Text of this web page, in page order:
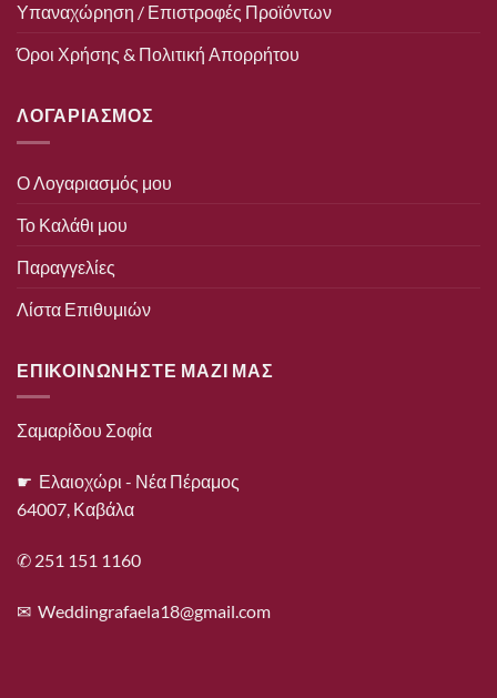
Υπαναχώρηση / Επιστροφές Προϊόντων
Όροι Χρήσης & Πολιτική Απορρήτου
ΛΟΓΑΡΙΑΣΜΟΣ
Ο Λογαριασμός μου
Το Καλάθι μου
Παραγγελίες
Λίστα Επιθυμιών
ΕΠΙΚΟΙΝΩΝΗΣΤΕ ΜΑΖΙ ΜΑΣ
Σαμαρίδου Σοφία
☛ Ελαιοχώρι - Νέα Πέραμος
64007, Καβάλα
✆ 251 151 1160
✉ Weddingrafaela18@gmail.com